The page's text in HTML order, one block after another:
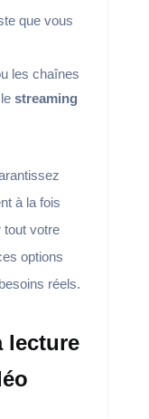
que vous
les chaînes
streaming
à la fois
tout votre
options
réels.
lecture